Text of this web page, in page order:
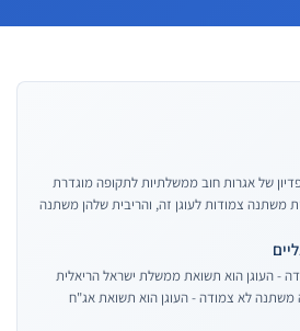
של אגרות חוב ממשלתיות לתקופה מוגדרת
משתנה צמודות לעוגן זה, והריבית שלהן משתנה
- העוגן הוא תשואת ממשלת ישראל הריאלית
משתנה לא צמודה - העוגן הוא תשואת אג"ח